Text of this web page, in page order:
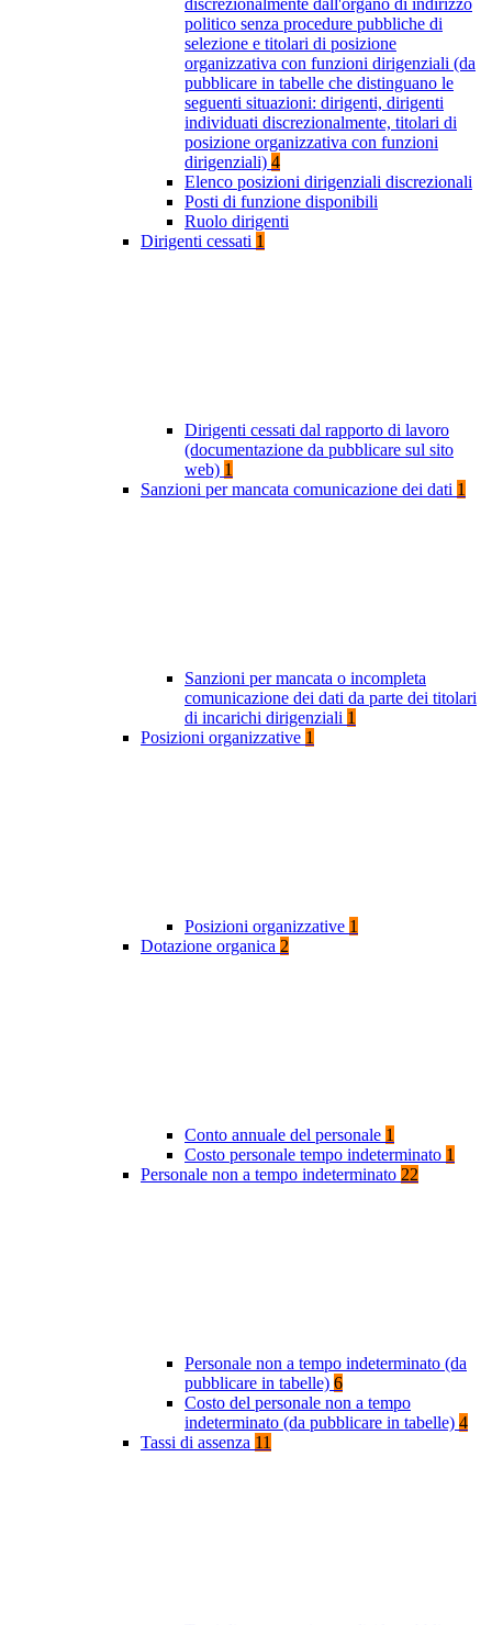
discrezionalmente dall'organo di indirizzo
politico senza procedure pubbliche di
selezione e titolari di posizione
organizzativa con funzioni dirigenziali (da
pubblicare in tabelle che distinguano le
seguenti situazioni: dirigenti, dirigenti
individuati discrezionalmente, titolari di
posizione organizzativa con funzioni
dirigenziali) 4
Elenco posizioni dirigenziali discrezionali
Posti di funzione disponibili
Ruolo dirigenti
Dirigenti cessati 1
Dirigenti cessati dal rapporto di lavoro
(documentazione da pubblicare sul sito
web) 1
Sanzioni per mancata comunicazione dei dati 1
Sanzioni per mancata o incompleta
comunicazione dei dati da parte dei titolari
di incarichi dirigenziali 1
Posizioni organizzative 1
Posizioni organizzative 1
Dotazione organica 2
Conto annuale del personale 1
Costo personale tempo indeterminato 1
Personale non a tempo indeterminato 22
Personale non a tempo indeterminato (da
pubblicare in tabelle) 6
Costo del personale non a tempo
indeterminato (da pubblicare in tabelle) 4
Tassi di assenza 11